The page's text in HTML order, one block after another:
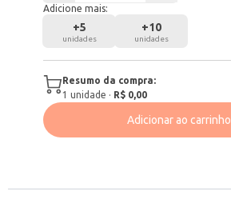
Adicione mais:
+5
unidades
+10
unidades
Resumo da compra:
1 unidade · R$ 0,00
Adicionar ao carrinho